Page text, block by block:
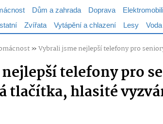
Dům a zahrada Doprava
Zvířata Vytápění a chlazení Lesy Voda
»Vybrali jsme nejlepší telefony pro
telefony pro
tlačítka, hlasité